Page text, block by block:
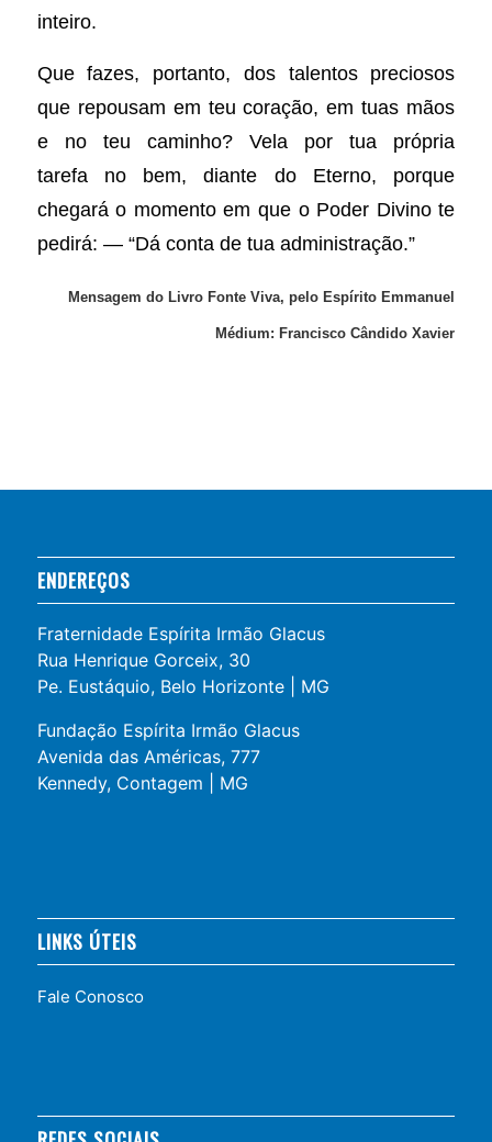
inteiro.
Que fazes, portanto, dos talentos preciosos
que repousam em teu coração, em tuas mãos
e no teu caminho? Vela por tua própria
tarefa no bem, diante do Eterno, porque
chegará o momento em que o Poder Divino te
pedirá: — “Dá conta de tua administração.”
Mensagem do Livro Fonte Viva, pelo Espírito Emmanuel
Médium: Francisco Cândido Xavier
ENDEREÇOS
Fraternidade Espírita Irmão Glacus
Rua Henrique Gorceix, 30
Pe. Eustáquio, Belo Horizonte | MG
Fundação Espírita Irmão Glacus
Avenida das Américas, 777
Kennedy, Contagem | MG
LINKS ÚTEIS
Fale Conosco